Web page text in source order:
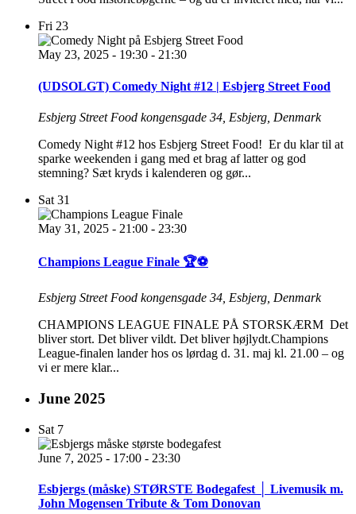
Fri 23
May 23, 2025 - 19:30 - 21:30
(UDSOLGT) Comedy Night #12 | Esbjerg Street Food
Esbjerg Street Food kongensgade 34, Esbjerg, Denmark
Comedy Night #12 hos Esbjerg Street Food! Er du klar til at
sparke weekenden i gang med et brag af latter og god
stemning? Sæt kryds i kalenderen og gør...
Sat 31
May 31, 2025 - 21:00 - 23:30
Champions League Finale 🏆⚽
Esbjerg Street Food kongensgade 34, Esbjerg, Denmark
CHAMPIONS LEAGUE FINALE PÅ STORSKÆRM Det
bliver stort. Det bliver vildt. Det bliver højlydt.Champions
League-finalen lander hos os lørdag d. 31. maj kl. 21.00 – og
vi er mere klar...
June 2025
Sat 7
June 7, 2025 - 17:00 - 23:30
Esbjergs (måske) STØRSTE Bodegafest │ Livemusik m.
John Mogensen Tribute & Tom Donovan